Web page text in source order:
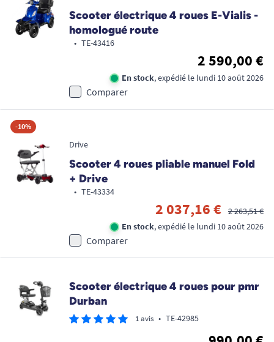
Scooter électrique 4 roues E-Vialis -
homologué route
• TE-43416
2 590,00 €
En stock, expédié le lundi 10 août 2026
Comparer
-10%
Drive
Scooter 4 roues pliable manuel Fold
+ Drive
• TE-43334
2 037,16 €
2 263,51 €
En stock, expédié le lundi 10 août 2026
Comparer
Scooter électrique 4 roues pour pmr
Durban
1 avis • TE-42985